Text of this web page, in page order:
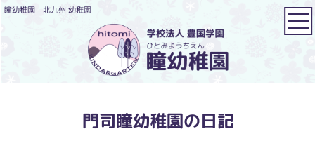
瞳幼稚園｜北九州 幼稚園
門司瞳幼稚園の日記